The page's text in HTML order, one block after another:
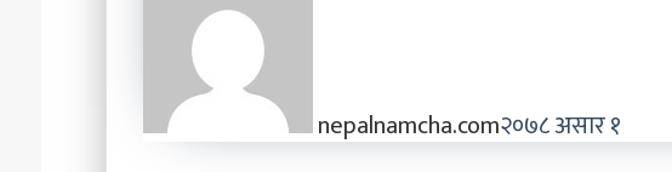
nepalnamcha.com२०७८ असार १